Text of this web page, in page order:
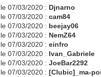
le 07/03/2020 : Djnarno
le 07/03/2020 :cam84
le 07/03/2020 : beejay06
le 07/03/2020 : NemZ64
le 07/03/2020 :einfro
le 07/03/2020 : Ivan_Gabriele
le 07/03/2020 :JoeBar2292
le 07/03/2020 :[Clubic]_ma-